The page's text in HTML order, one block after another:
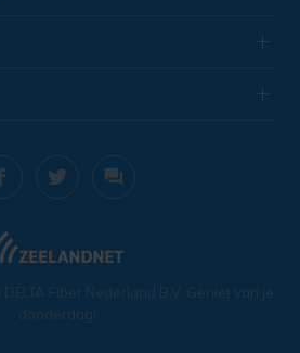
DELTA Fiber Nederland B.V. Geniet van je
donderdag!